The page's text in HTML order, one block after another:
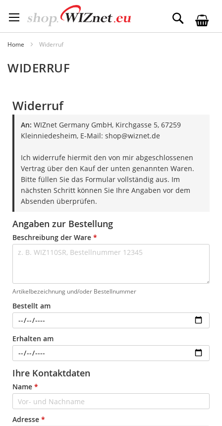
to
Content
Search
Home Widerruf
WIDERRUF
Widerruf
An: WIZnet Germany GmbH, Kirchgasse 5, 67259
Kleinniedesheim, E-Mail: shop@wiznet.de
Ich widerrufe hiermit den von mir abgeschlossenen
Vertrag über den Kauf der unten genannten Waren.
Bitte füllen Sie das Formular vollständig aus. Im
nächsten Schritt können Sie Ihre Angaben vor dem
Absenden überprüfen.
Angaben zur Bestellung
Beschreibung der Ware *
Artikelbezeichnung und/oder Bestellnummer
Bestellt am
Erhalten am
Ihre Kontaktdaten
Name *
Adresse *